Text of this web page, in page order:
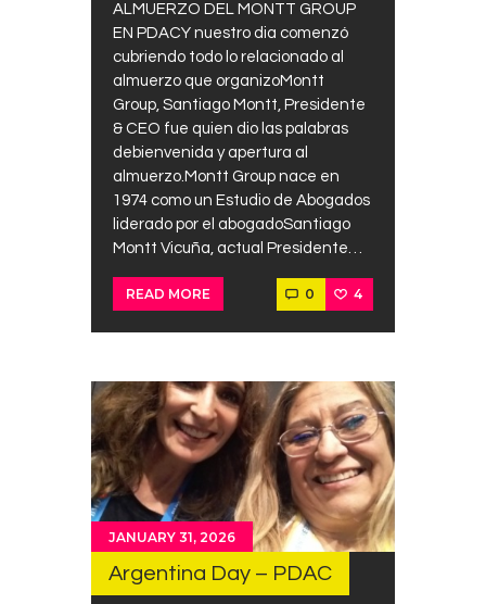
ALMUERZO DEL MONTT GROUP
EN PDACY nuestro dia comenzó
cubriendo todo lo relacionado al
almuerzo que organizoMontt
Group, Santiago Montt, Presidente
& CEO fue quien dio las palabras
debienvenida y apertura al
almuerzo.Montt Group nace en
1974 como un Estudio de Abogados
liderado por el abogadoSantiago
Montt Vicuña, actual Presidente…
READ MORE 0 4
JANUARY 31, 2026
Argentina Day – PDAC